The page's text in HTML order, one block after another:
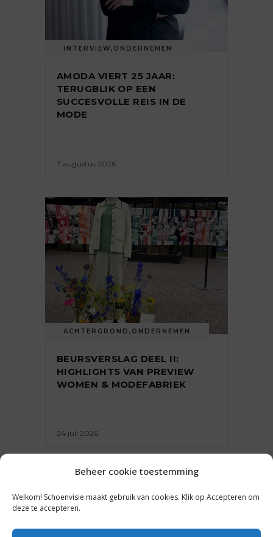
Beheer cookie toestemming
Welkom! Schoenvisie maakt gebruik van cookies. Klik op Accepteren om
deze te accepteren.
INTERVIEW, ONDERNEMEN
AMODA VIERT 25 JAAR:
TERUGBLIK OP EEN
SUCCESVOLLE REIS IN DE
MODE
7 augustus 2026
ACHTERGROND , ONDERNEMEN
BEURSVERSLAG DEEL II:
HIGHLIGHTS VAN PREVIEW
WOMEN & MODEFABRIEK
24 juli 2026